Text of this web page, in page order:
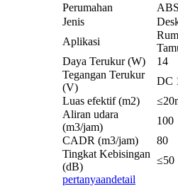
Perumahan
ABS
Jenis
Aplikasi
Daya Terukur (W)
14
Tegangan Terukur
(V)
DC
Luas efektif (m2)
Aliran udara
(m3/jam)
100
CADR (m3/jam)
80
Tingkat Kebisingan
(dB)
≤50
pertanyaandetail